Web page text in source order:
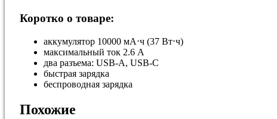
Коротко о товаре:
аккумулятор 10000 мА⋅ч (37 Вт⋅ч)
максимальный ток 2.6 А
два разъема: USB-A, USB-C
быстрая зарядка
беспроводная зарядка
Похожие